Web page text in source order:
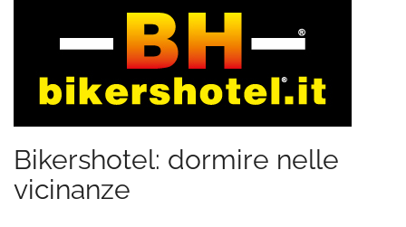
Bikershotel: dormire nelle
vicinanze